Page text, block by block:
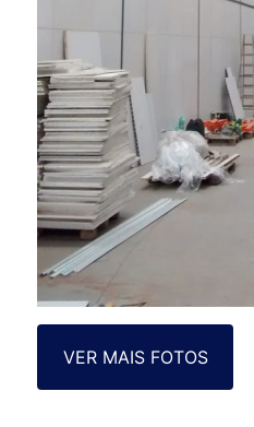
VER MAIS FOTOS